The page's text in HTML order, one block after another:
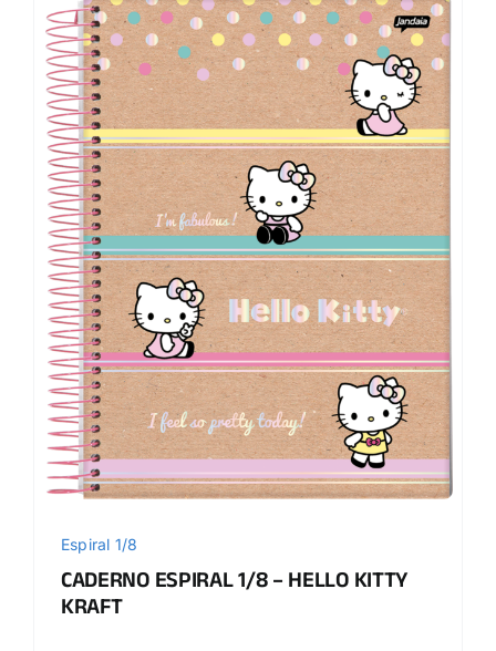
Espiral 1/8
CADERNO ESPIRAL 1/8 – HELLO KITTY
KRAFT